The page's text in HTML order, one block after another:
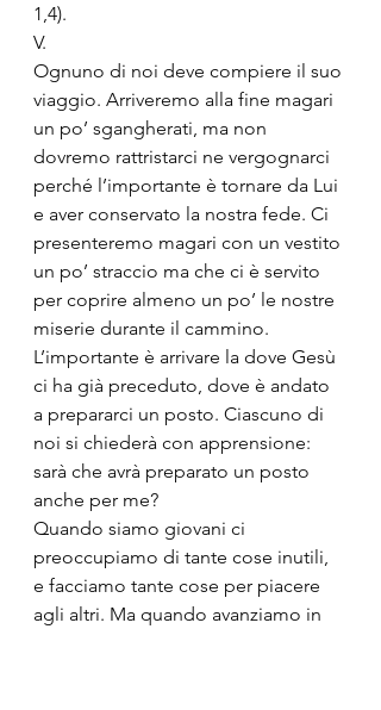
1,4).
V.
Ognuno di noi deve compiere il suo
viaggio. Arriveremo alla fine magari
un po’ sgangherati, ma non
dovremo rattristarci ne vergognarci
perché l’importante è tornare da Lui
e aver conservato la nostra fede. Ci
presenteremo magari con un vestito
un po’ straccio ma che ci è servito
per coprire almeno un po’ le nostre
miserie durante il cammino.
L’importante è arrivare la dove Gesù
ci ha già preceduto, dove è andato
a prepararci un posto. Ciascuno di
noi si chiederà con apprensione:
sarà che avrà preparato un posto
anche per me?
Quando siamo giovani ci
preoccupiamo di tante cose inutili,
e facciamo tante cose per piacere
agli altri. Ma quando avanziamo in